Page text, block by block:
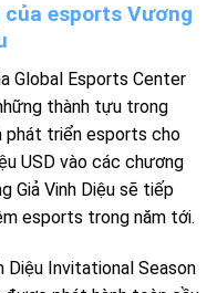
esports Vương
Global Esports Center
thành tựu trong
phát triển esports cho
USD vào các chương
Giả Vinh Diệu sẽ tiếp
esports trong năm tới.
Diệu Invitational Season